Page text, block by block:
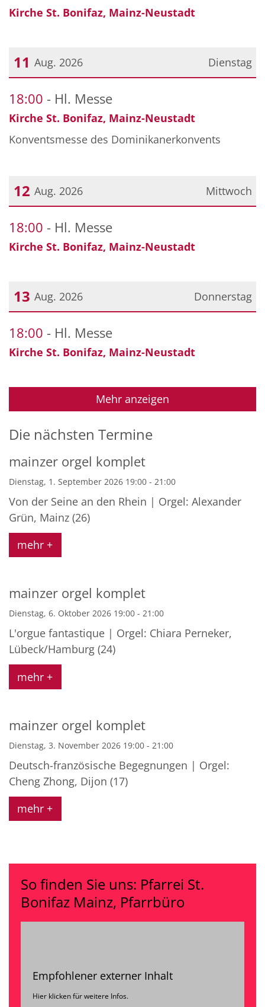
Kirche St. Bonifaz, Mainz-Neustadt
Dienstag
11 Aug. 2026
18:00 Hl. Messe
Kirche St. Bonifaz, Mainz-Neustadt
Konventsmesse des Dominikanerkonvents
Mittwoch
12 Aug. 2026
18:00 Hl. Messe
Kirche St. Bonifaz, Mainz-Neustadt
Donnerstag
13 Aug. 2026
18:00 Hl. Messe
Kirche St. Bonifaz, Mainz-Neustadt
Mehr anzeigen
Die nächsten Termine
mainzer orgel komplet
Dienstag, 1. September 2026 19:00 - 21:00
Von der Seine an den Rhein | Orgel: Alexander
Grün, Mainz (26)
mehr +
mainzer orgel komplet
Dienstag, 6. Oktober 2026 19:00 - 21:00
L'orgue fantastique | Orgel: Chiara Perneker,
Lübeck/Hamburg (24)
mehr +
mainzer orgel komplet
Dienstag, 3. November 2026 19:00 - 21:00
Deutsch-französische Begegnungen | Orgel:
Cheng Zhong, Dijon (17)
mehr +
So finden Sie uns: Pfarrei St.
Bonifaz Mainz, Pfarrbüro
Empfohlener externer Inhalt
Hier klicken für weitere Infos.